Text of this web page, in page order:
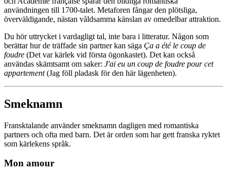
användningen till 1700-talet. Metaforen fångar den plötsliga,
överväldigande, nästan våldsamma känslan av omedelbar attraktion.
Du hör uttrycket i vardagligt tal, inte bara i litteratur. Någon som
berättar hur de träffade sin partner kan säga Ça a été le coup de
foudre (Det var kärlek vid första ögonkastet). Det kan också
användas skämtsamt om saker: J'ai eu un coup de foudre pour cet
appartement(Jag föll pladask för den här lägenheten).
Smeknamn
Fransktalande använder smeknamn dagligen med romantiska
partners och ofta med barn. Det är orden som har gett franska ryktet
som kärlekens språk.
Mon amour